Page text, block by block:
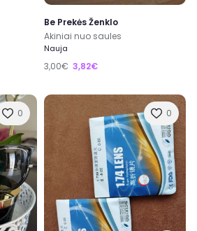
Be Prekės Ženklo
Akiniai nuo saules
Nauja
3,00€ 3,82€
0 0